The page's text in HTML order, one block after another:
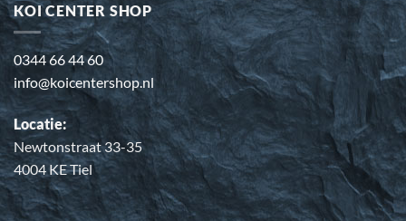
KOI CENTER SHOP
0344 66 44 60
info@koicentershop.nl
Locatie:
Newtonstraat 33-35
4004 KE Tiel